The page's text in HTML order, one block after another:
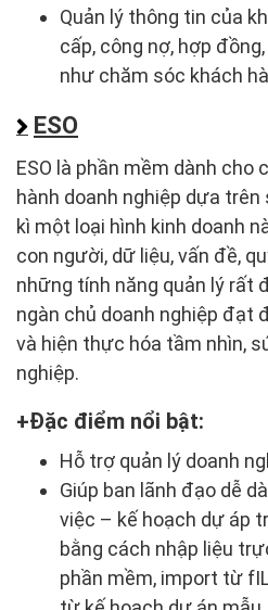
Quản lý thông tin của
cấp, công nợ, hợp
như chăm sóc khách
ESO
ESO là phần mềm dành cho
hành doanh nghiệp dựa
kì một loại hình kinh doanh
con người, dữ liệu, vấn đề,
những tính năng quản lý rất
ngàn chủ doanh nghiệp
và hiện thực hóa tầm nhìn,
nghiệp.
Đặc điểm nổi bật:
Hỗ trợ quản lý doanh
Giúp ban lãnh đạo dễ
việc – kế hoạch dự áp
bằng cách nhập liệu
phần mềm, import từ